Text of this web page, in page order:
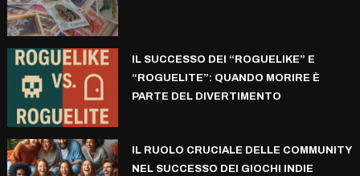
IL SUCCESSO DEI “ROGUELIKE” E
“ROGUELITE”: QUANDO MORIRE È
PARTE DEL DIVERTIMENTO
IL RUOLO CRUCIALE DELLE COMMUNITY
NEL SUCCESSO DEI GIOCHI INDIE